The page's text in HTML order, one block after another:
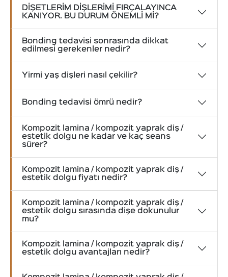
DİŞETLERİM DİŞLERİMİ FIRÇALAYINCA
KANIYOR. BU DURUM ÖNEMLİ Mİ?
Bonding tedavisi sonrasında dikkat
edilmesi gerekenler nedir?
Yirmi yaş dişleri nasıl çekilir?
Bonding tedavisi ömrü nedir?
Kompozit lamina / kompozit yaprak diş /
estetik dolgu ne kadar ve kaç seans
sürer?
Kompozit lamina / kompozit yaprak diş /
estetik dolgu fiyatı nedir?
Kompozit lamina / kompozit yaprak diş /
estetik dolgu sırasında dişe dokunulur
mu?
Kompozit lamina / kompozit yaprak diş /
estetik dolgu avantajları nedir?